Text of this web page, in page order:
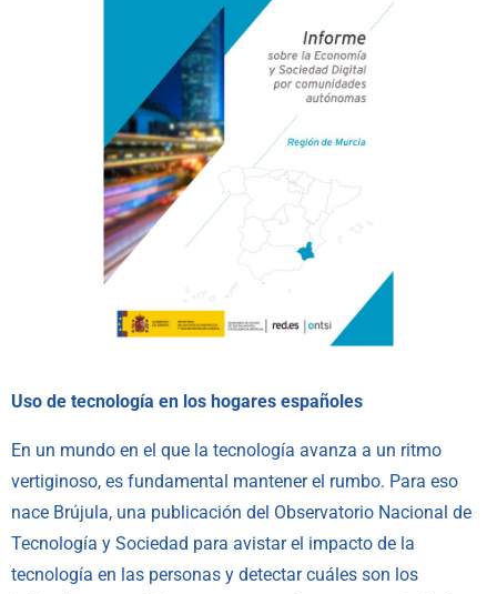
Uso de tecnología en los hogares españoles
En un mundo en el que la tecnología avanza a un ritmo
vertiginoso, es fundamental mantener el rumbo. Para eso
nace Brújula, una publicación del Observatorio Nacional de
Tecnología y Sociedad para avistar el impacto de la
tecnología en las personas y detectar cuáles son los